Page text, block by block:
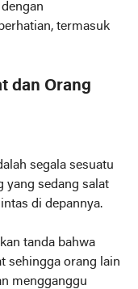
termasuk
dan Orang
segala sesuatu
yang sedang salat
di depannya.
tanda bahwa
sehingga orang lain
mengganggu